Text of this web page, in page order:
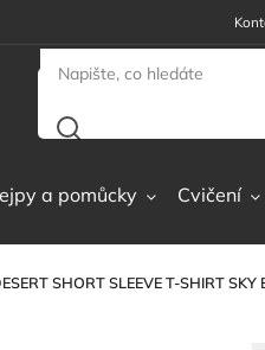
a pomůcky Cvičení
SHORT SLEEVE T-SHIRT SKY